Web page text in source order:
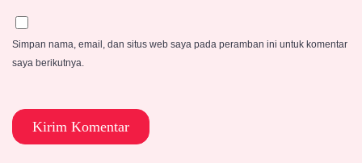
Simpan nama, email, dan situs web saya pada peramban ini untuk komentar
saya berikutnya.